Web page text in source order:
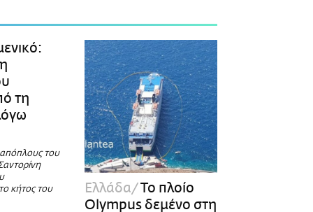
Οι Αθηναίοι
Επιλογές
τη
του
κήτος του
Ελλάδα Το πλοίο
Olympus δεμένο στη